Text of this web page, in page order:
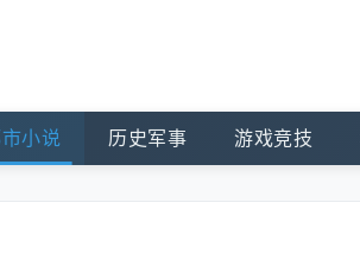
小说 历史军事 游戏竞技